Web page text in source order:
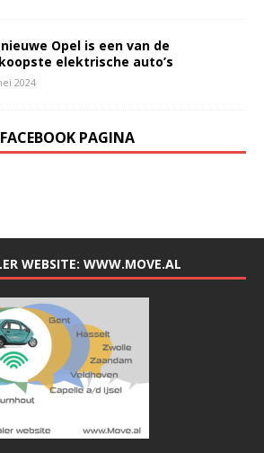
Opel is een van de
elektrische auto’s
2024
PAGINA
WEBSITE: WWW.MOVE.AL